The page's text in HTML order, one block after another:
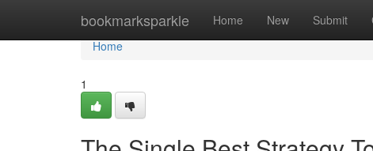
bookmarksparkle Home New Submit
Home
Home
1